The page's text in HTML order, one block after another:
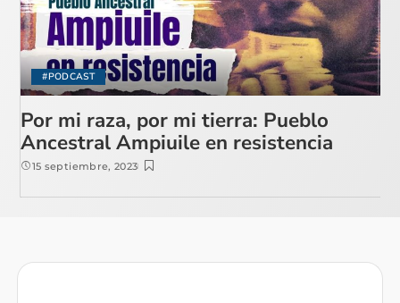
#PODCAST
Por mi raza, por mi tierra: Pueblo
Ancestral Ampiuile en resistencia
15 septiembre, 2023